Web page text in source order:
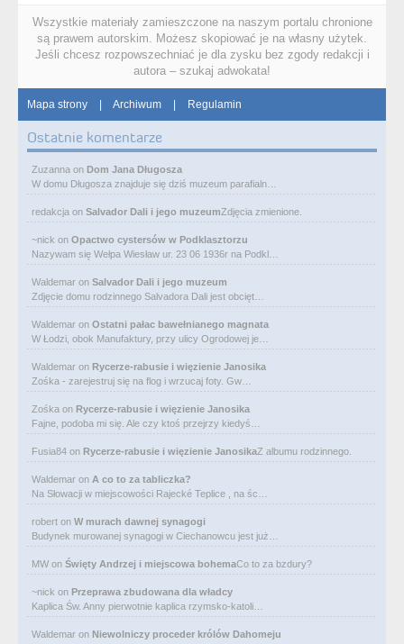
Wszystkie materiały zamieszczone na naszym portalu chronione
są prawem autorskim. Możesz skopiować je na własny użytek.
Jeśli chcesz rozpowszechniać je dla zysku bez zgody redakcji i
autora – szukaj adwokata!
Mapa strony | Archiwum | Regulamin
Ostatnie komentarze
Zuzanna on Dom Jana Długosza
W domu Długosza znajduje się dziś muzeum parafialn…
redakcja on Salvador Dali i jego muzeumZdjęcia zmienione.
~nick on Opactwo cystersów w Podklasztorzu
Nazywam się Wełpa Wiesław ur. 23 06 1936r na Podkl…
Waldemar on Salvador Dali i jego muzeum
Zdjęcie domu rodzinnego Salvadora Dali jest obcięt…
Waldemar on Ostatni pałac bawełnianego magnata
W Łodzi, obok Manufaktury, przy ulicy Ogrodowej je…
Waldemar on Rycerze-rabusie i więzienie Janosika
Zośka - zarejestruj się na flog i wrzucaj foty. Gw…
Zośka on Rycerze-rabusie i więzienie Janosika
Fajne, podoba mi się. Ale czy ktoś przejrzy kiedyś…
Fusia84 on Rycerze-rabusie i więzienie JanosikaZ albumu rodzinnego.
Waldemar on A co to za tabliczka?
Na Słowacji w miejscowości Rajecké Teplice , na śc…
robert on W murach dawnej synagogi
Budynek murowanej synagogi w Ciechanowcu jest już…
MW on Święty Andrzej i miejscowa bohemaCo to za bzdury?
~nick on Przeprawa zbudowana dla władcy
Kaplica Św. Anny pierwotnie kaplica rzymsko-katoli…
Waldemar on Niewolniczy proceder królów Dahomeju